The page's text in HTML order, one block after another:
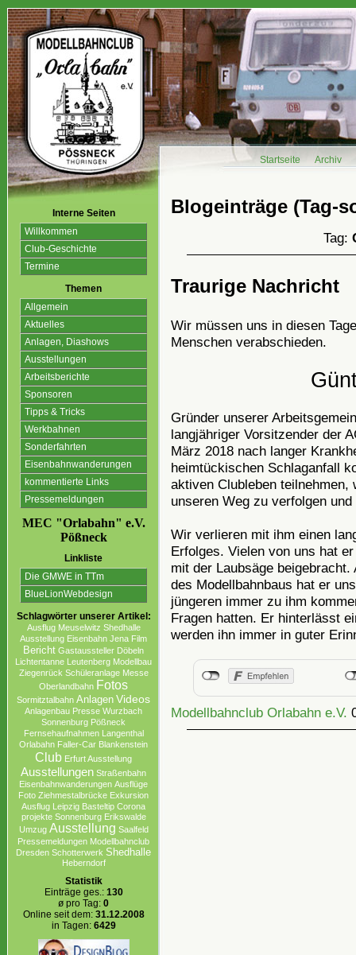
Startseite Archiv
Interne Seiten
Willkommen
Club-Geschichte
Termine
Themen
Allgemein
Aktuelles
Anlagen, Diashows
Ausstellungen
Arbeitsberichte
Sponsoren
Tipps & Tricks
Werkbahnen
Sonderfahrten
Eisenbahnwanderungen
kommentierte Links
Pressemeldungen
MEC "Orlabahn" e.V.
Pößneck
Linkliste
Die GMWE in TTm
BlueLionWebdesign
Schlagwörter unserer Artikel:
Ausflug Meuselwitz Shedhalle
Ausstellung Eisenbahn Jena Film
Bericht Gastaussteller Döbeln
Lichtentanne Leutenberg Modellbau
Ziegenrück Schüleranlage Messe
Oberlandbahn Fotos
Sormitztalbahn Anlagen Videos
Anlagenbau Presse Wurzbach
Sonnenburg Pößneck
Fernsehaufnahmen Langenthal
Orlabahn Faller-Car Blankenstein
Club Erfurt Ausstellung
Ausstellungen Straßenbahn
Eisenbahnwanderungen Ausflüge
Foto Ziehmestalbrücke Exkursion
Ausflug Leipzig Basteltip Corona
projekte Sonnenburg Erikswalde
Umzug Ausstellung Saalfeld
Pressemeldungen Modellbahnclub
Dresden Schotterwerk Shedhalle
Heberndorf
Statistik
Einträge ges.: 130
ø pro Tag: 0
Online seit dem: 31.12.2008
in Tagen: 6429
Blogeinträge (Tag-
Tag:
Traurige Nachricht
Wir müssen uns in diesen
Menschen verabschieden.
Gründer unserer
langjähriger Vorsitzender der
März 2018 nach langer
heimtückischen Schlaganfall
aktiven Clubleben
unseren Weg zu verfolgen
Wir verlieren mit ihm einen
Erfolges. Vielen von uns hat
mit der Laubsäge
des Modellbahnbaus hat er
jüngeren immer zu ihm
Fragen hatten. Er hinterlässt
werden ihn immer in guter
Modellbahnclub Orlabahn e.V.